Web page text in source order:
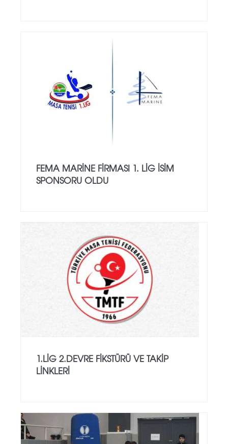
FEMA MARINE FIRMASI 1. LIG ISIM
SPONSORU OLDU
1.LİG 2.DEVRE FİKSTÜRÜ VE TAKİP
LİNKLERİ